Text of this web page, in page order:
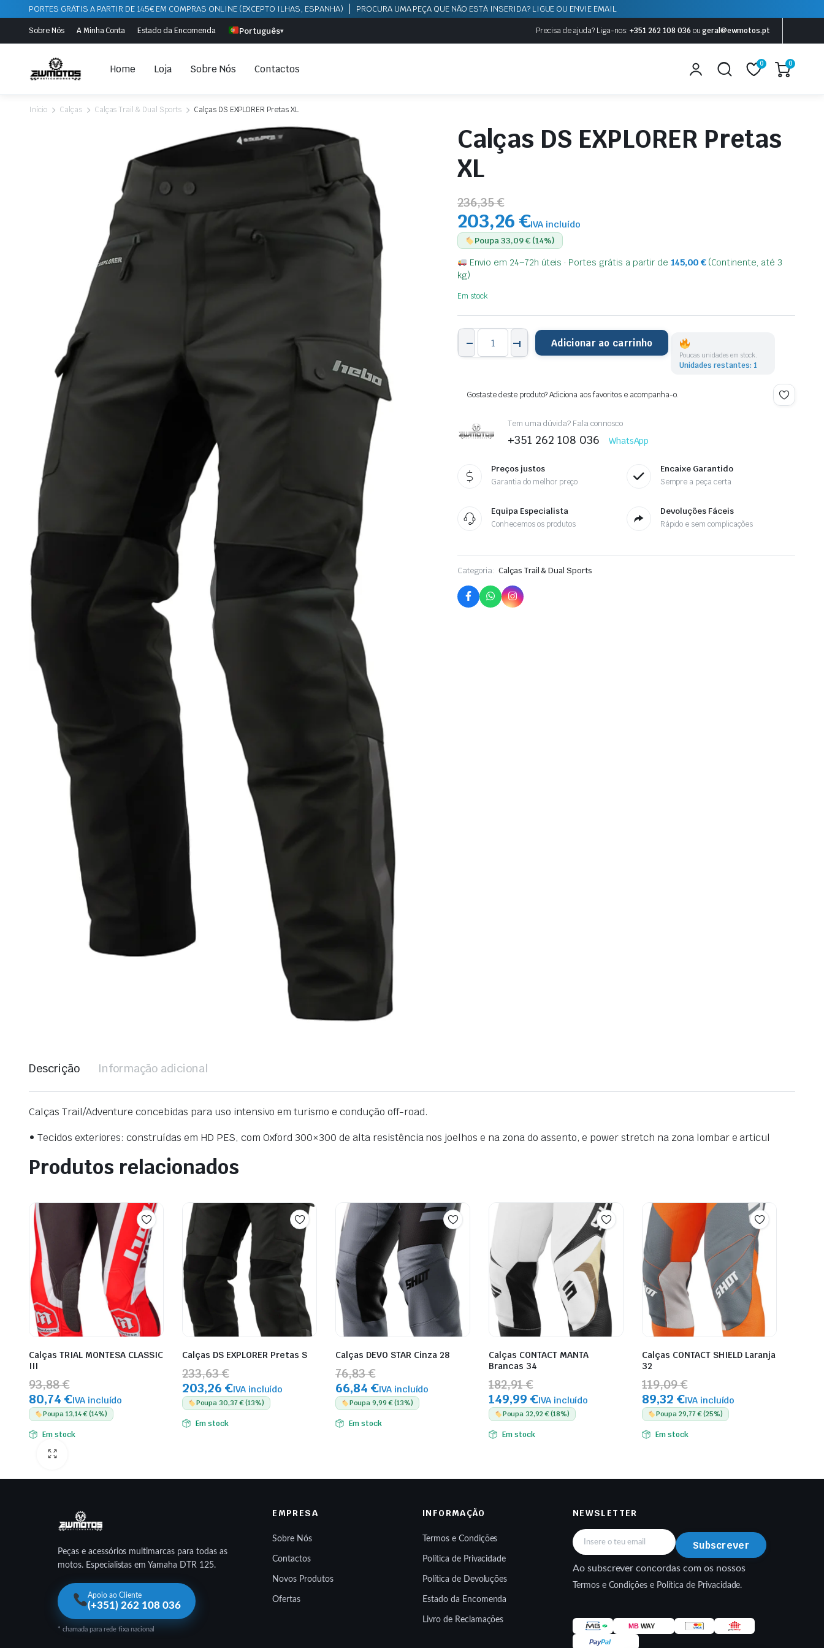
PORTES GRÁTIS A PARTIR DE 145€ EM COMPRAS ONLINE (EXCEPTO ILHAS, ESPANHA) PROCURA UMA PEÇA QUE NÃO ESTÁ INSERIDA? LIGUE OU ENVIE EMAIL
Sobre Nós A Minha Conta Estado da Encomenda Português▾ Precisa de ajuda? Liga-nos: +351 262 108 036 ou geral@ewmotos.pt
Home Loja Sobre Nós Contactos 0 0
Início Calças Calças Trail & Dual Sports Calças DS EXPLORER Pretas XL
Calças DS EXPLORER Pretas
XL
236,35 €
203,26 €IVA incluído
Poupa 33,09 € (14%)
Envio em 24–72h úteis · Portes grátis a partir de 145,00€(Continente, até 3
kg)
Em stock
Calças
EXPLORER
Adicionar ao carrinho
Poucas unidades em stock.
Unidades restantes: 1
Gostaste deste produto? Adiciona aos favoritos e acompanha-o.
Tem uma dúvida? Fala connosco
+351 262 108 036 WhatsApp
Preços justos
Garantia do melhor preço
Encaixe Garantido
Sempre a peça certa
Equipa Especialista
Conhecemos os produtos
Devoluções Fáceis
Rápido e sem complicações
Categoria: Calças Trail & Dual Sports
Descrição Informação adicional
Calças Trail/Adventure concebidas para uso intensivo em turismo e condução off-road.
• Tecidos exteriores: construídas em HD PES, com Oxford 300×300 de alta resistência nos joelhos e na zona do assento, e power stretch na zona lombar e articul
Produtos relacionados
Calças TRIAL MONTESA CLASSIC
III
93,88 €
80,74 €IVA incluído
Poupa 13,14 € (14%)
Em stock
Calças DS EXPLORER Pretas S
233,63 €
203,26 €IVA incluído
Poupa 30,37 € (13%)
Em stock
Calças DEVO STAR Cinza 28
76,83 €
66,84 €IVA incluído
Poupa 9,99 € (13%)
Em stock
Calças CONTACT MANTA
Brancas 34
182,91 €
149,99 €IVA incluído
Poupa 32,92 € (18%)
Em stock
Calças CONTACT SHIELD Laranja
32
119,09 €
89,32 €IVA incluído
Poupa 29,77 € (25%)
Em stock
Peças e acessórios multimarcas para todas as
motos. Especialistas em Yamaha DTR 125.
Apoio ao Cliente
(+351) 262 108 036
* chamada para rede fixa nacional
EMPRESA
Sobre Nós
Contactos
Novos Produtos
Ofertas
INFORMAÇÃO
Termos e Condições
Política de Privacidade
Política de Devoluções
Estado da Encomenda
Livro de Reclamações
NEWSLETTER
Subscrever
Ao subscrever concordas com os nossos
Termos e Condições e Política de Privacidade.